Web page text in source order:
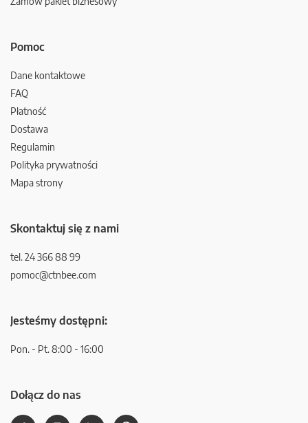
Pomoc
Dane kontaktowe
FAQ
Płatność
Dostawa
Regulamin
Polityka prywatności
Mapa strony
Skontaktuj się z nami
tel. 24 366 88 99
pomoc@ctnbee.com
Jesteśmy dostępni:
Pon. - Pt. 8:00 - 16:00
Dołącz do nas